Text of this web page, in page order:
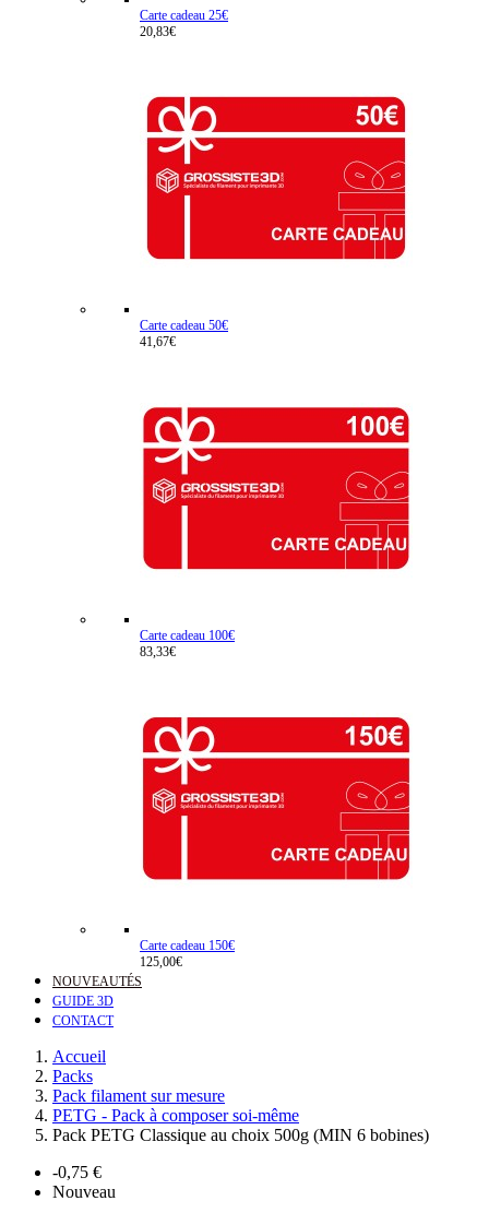
Carte cadeau 25€
20,83€
Carte cadeau 50€
41,67€
Carte cadeau 100€
83,33€
Carte cadeau 150€
125,00€
NOUVEAUTÉS
GUIDE 3D
CONTACT
Accueil
Packs
Pack filament sur mesure
PETG - Pack à composer soi-même
Pack PETG Classique au choix 500g (MIN 6 bobines)
-0,75 €
Nouveau